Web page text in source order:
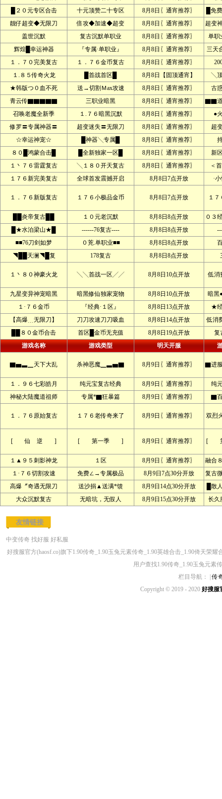
█２０元专区合击
十元顶赞二十专区 8月8日〖通宵推荐〗
█免
靓仔超变◆无限刀
倍攻◆加速◆超变 8月8日〖通宵推荐〗
超变
盖世沉默
复古沉默单职业 8月8日〖通宵推荐〗
单职
辉煌█幸运神器
『专属·单职业』 8月8日〖通宵推荐〗
三天
１．７０完美复古
１．７６金币复古 8月8日〖通宵推荐〗
１.８５传奇火龙
█首战首区█ 8月8日【固顶通宵】
╲
★韩版つ０血不死
送→切割Ｍax攻速 8月8日〖通宵推荐〗
古
青云传▇▇▇▇▇
三职业暗黑 8月8日〖通宵推荐〗
▇▇道
召唤老魔全新季
１.７６暗黑沉默 8月8日〖通宵推荐〗
●
修罗〓专属神器〓
超变迷失〓无限刀 8月8日〖通宵推荐〗
超
☆幸运神宠☆
█神器╲专属█ 8月8日〖通宵推荐〗
８０█鸿蒙合击█
█全新独家一区█ 8月8日〖通宵推荐〗
新
１丶７６雷霆复古
╲１８０开天复古 8月8日〖通宵推荐〗
＜
１７６新完美复古
全球首发震撼开启 8月8日7点开放 ·
１．７６新版复古 １７６小极品金币 8月8日7点开放 １
██炎帝复古██ １０元老沉默 8月8日8点开放
０３
█★水泊梁山★█
------76复古---- 8月8日8点开放
■■76刀剑如梦
０茺.单职业■■ 8月8日8点开放
◥██天澜◥█复
178复古 8月8日8点开放
１丶８０神豪火龙 ╲╲首战一区╱╱ 8月8日10点开放 低
九星变异神宠暗黑 暗黑修仙独家宠物 8月8日10点开放
暗黑
１·７６金币
『经典·１区』 8月8日13点开放
★
【高爆﹍无限刀】
刀刀攻速刀刀吸血 8月8日14点开放
低消
██８０金币合击
首区█金币无充值 8月8日19点开放
复
游戏名称
游戏类型 明天开服
▇▅▃▁天下大乱 杀神恶魔▁▃▅▇ 8月9日〖通宵推荐〗 ▇进
１．９６七彩皓月 纯元宝复古经典 8月9日〖通宵推荐〗
纯
神秘大陆魔道祖师
专属*▇狂暴篇 8月9日〖通宵推荐〗 ▇
１．７６原始复古 １７６老传奇来了 8月9日〖通宵推荐〗 双烈
[ 仙 逆 ] [ 第一季 ] 8月9日〖通宵推荐〗 [
１▲９５刺影神龙 １区 8月9日〖通宵推荐〗
融合
１·７６切割攻速
免费∠→专属极品 8月9日7点30分开放
复古
高爆〞奇遇无限刀
送沙捐▲送满*馈 8月9日14点30分开放
█散
大众沉默复古
无暗坑，无假人 8月9日15点30分开放 长久
友情链接
中变传奇 找好服 好私服
好搜服官方(haosf.co)旗下1.90传奇_1.90玉兔元素传奇_1.90英雄合击_1.90倚天荣
用户查找1.90传奇_1.90玉兔元素
栏目导航： |传
Copyright © 2019 - 2020 好搜服